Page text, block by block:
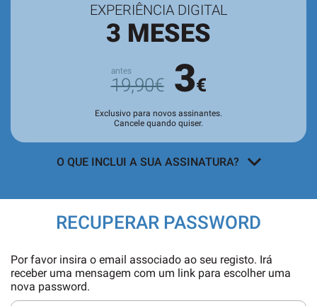
EXPERIÊNCIA DIGITAL
3 MESES
19,90€ 3€
Exclusivo para novos assinantes.
Cancele quando quiser.
O QUE INCLUI A SUA ASSINATURA?
nas aplicações.
de chegar às bancas.
Acesso ao
RECUPERAR PASSWORD
Por favor insira o email associado ao seu registo. Irá
receber uma mensagem com um link para escolher uma
nova password.